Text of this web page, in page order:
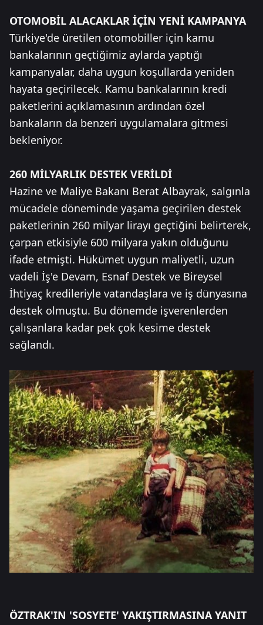
OTOMOBİL ALACAKLAR İÇİN YENİ KAMPANYA
Türkiye'de üretilen otomobiller için kamu
bankalarının geçtiğimiz aylarda yaptığı
kampanyalar, daha uygun koşullarda yeniden
hayata geçirilecek. Kamu bankalarının kredi
paketlerini açıklamasının ardından özel
bankaların da benzeri uygulamalara gitmesi
bekleniyor.
260 MİLYARLIK DESTEK VERİLDİ
Hazine ve Maliye Bakanı Berat Albayrak, salgınla
mücadele döneminde yaşama geçirilen destek
paketlerinin 260 milyar lirayı geçtiğini belirterek,
çarpan etkisiyle 600 milyara yakın olduğunu
ifade etmişti. Hükümet uygun maliyetli, uzun
vadeli İş'e Devam, Esnaf Destek ve Bireysel
İhtiyaç kredileriyle vatandaşlara ve iş dünyasına
destek olmuştu. Bu dönemde işverenlerden
çalışanlara kadar pek çok kesime destek
sağlandı.
ÖZTRAK'IN 'SOSYETE' YAKIŞTIRMASINA YANIT